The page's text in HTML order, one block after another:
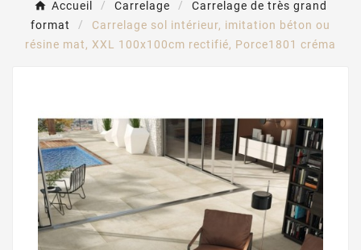
Accueil Carrelage
Carrelage de très grand
format
Carrelage sol intérieur, imitation béton ou
résine mat, XXL 100x100cm rectifié, Porce1801 créma